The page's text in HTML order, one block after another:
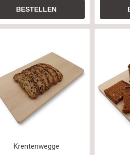
Krentenwegge